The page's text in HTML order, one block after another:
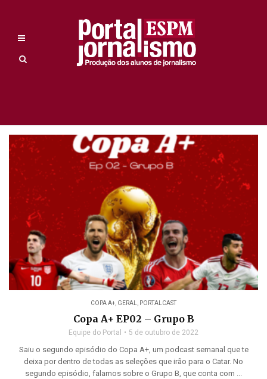
COPA A+, GERAL, PORTALCAST
Copa A+ EP02 – Grupo B
Equipe do Portal 5 de outubro de 2022
Saiu o segundo episódio do Copa A+, um podcast semanal que te
deixa por dentro de todas as seleções que irão para o Catar. No
segundo episódio, falamos sobre o Grupo B, que conta com ...